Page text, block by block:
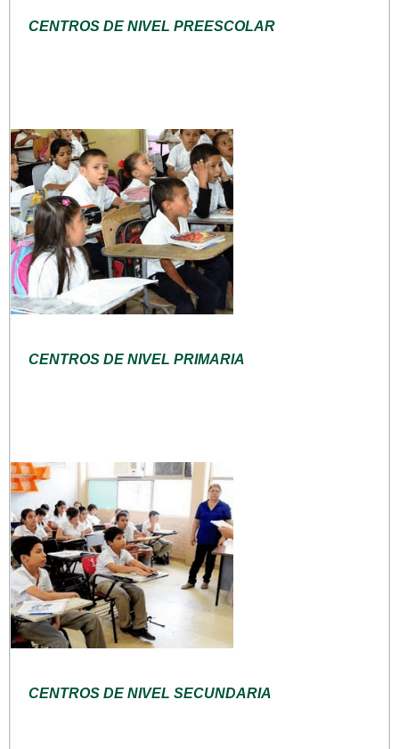
CENTROS DE NIVEL PREESCOLAR
CENTROS DE NIVEL PRIMARIA
CENTROS DE NIVEL SECUNDARIA